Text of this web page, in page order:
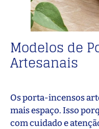
Modelos de
Artesanais
Os porta-incensos
mais espaço. Isso
com cuidado e